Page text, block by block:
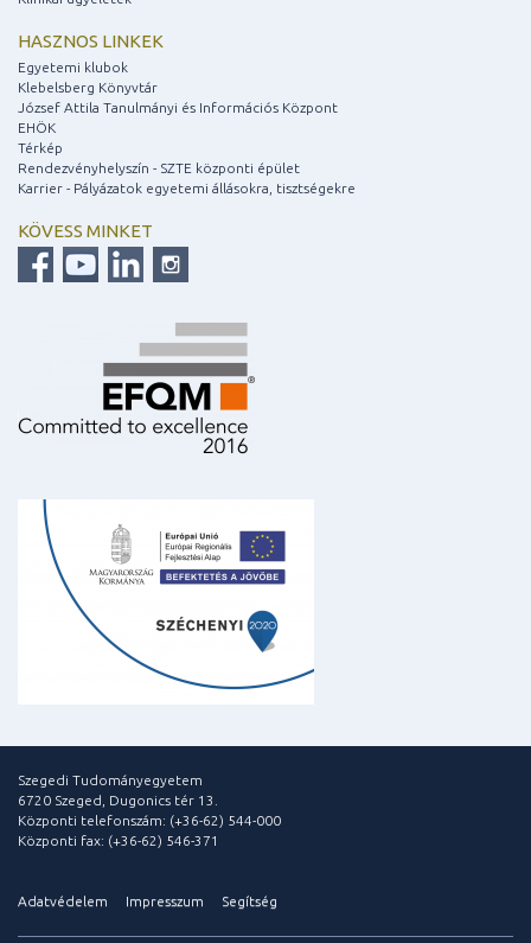
HASZNOS LINKEK
Egyetemi klubok
Klebelsberg Könyvtár
József Attila Tanulmányi és Információs Központ
EHÖK
Térkép
Rendezvényhelyszín - SZTE központi épület
Karrier - Pályázatok egyetemi állásokra, tisztségekre
KÖVESS MINKET
Szegedi Tudományegyetem
6720 Szeged, Dugonics tér 13.
Központi telefonszám: (+36-62) 544-000
Központi fax: (+36-62) 546-371
Adatvédelem Impresszum Segítség